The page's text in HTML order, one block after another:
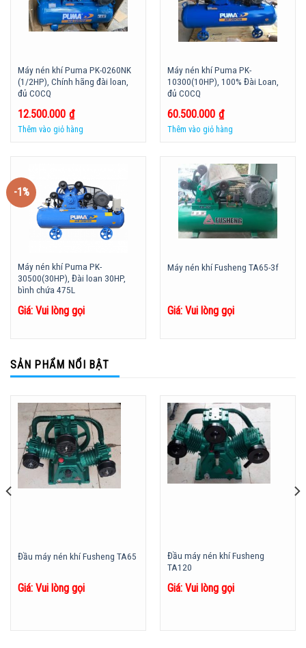
Máy nén khí Puma PK-0260NK
(1/2HP), Chính hãng đài loan,
đủ COCQ
12.500.000 ₫
Thêm vào giỏ hàng
Máy nén khí Puma PK-
10300(10HP), 100% Đài Loan,
đủ COCQ
60.500.000 ₫
Thêm vào giỏ hàng
-1%
Máy nén khí Puma PK-
30500(30HP), Đài loan 30HP,
bình chứa 475L
Giá: Vui lòng gọi
Máy nén khí Fusheng TA65-3f
Giá: Vui lòng gọi
SẢN PHẨM NỔI BẬT
Đầu máy nén khí Fusheng TA65
Giá: Vui lòng gọi
Đầu máy nén khí Fusheng
TA120
Giá: Vui lòng gọi